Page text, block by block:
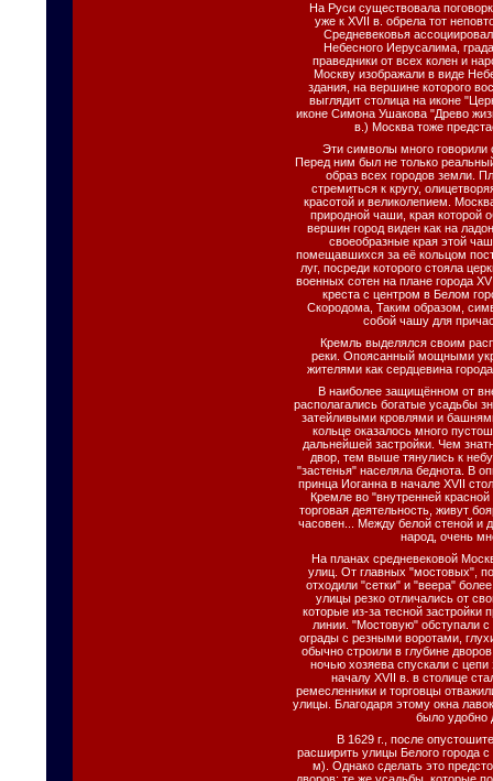
На Руси существовала
уже к XVII в. обрела тот
Средневековья
Небесного Иерусалима,
праведники от всех колен и
Москву изображали в виде
здания, на вершине которого
выглядит столица на иконе
иконе Симона Ушакова "Древо
в.) Москва тоже
Эти символы много говорили
Перед ним был не только
образ всех городов земли.
стремиться к кругу,
красотой и великолепием.
природной чаши, края которой
вершин город виден как на
своеобразные края этой
помещавшихся за её кольцом
луг, посреди которого стояла
военных сотен на плане города
креста с центром в Белом
Скородома, Таким образом,
собой чашу для
Кремль выделялся своим
реки. Опоясанный мощными
жителями как сердцевина
В наиболее защищённом от
располагались богатые усадьбы
затейливыми кровлями и
кольце оказалось много
дальнейшей застройки. Чем
двор, тем выше тянулись к
"застенья" населяла беднота. В
принца Иоганна в начале XVII
Кремле во "внутренней
торговая деятельность, живут
часовен... Между белой стеной и
народ, очень
На планах средневековой
улиц. От главных "мостовых",
отходили "сетки" и "веера"
улицы резко отличались от
которые из-за тесной застройки
линии. "Мостовую" обступали
ограды с резными воротами,
обычно строили в глубине
ночью хозяева спускали с
началу XVII в. в столице
ремесленники и торговцы
улицы. Благодаря этому окна
было удобно
В 1629 г., после
расширить улицы Белого города
м). Однако сделать это